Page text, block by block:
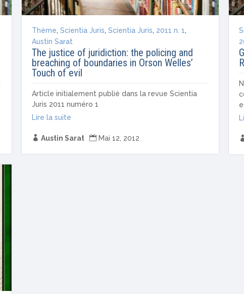
Thème,Scientia Juris,Scientia Juris, 2011 n. 1,
Austin Sarat
The justice of juridiction: the policing and
breaching of boundaries in Orson Welles’
Touch of evil
Article initialement publié dans la revue Scientia
Juris 2011 numéro 1
Lire la suite
 Austin Sarat  Mai 12, 2012